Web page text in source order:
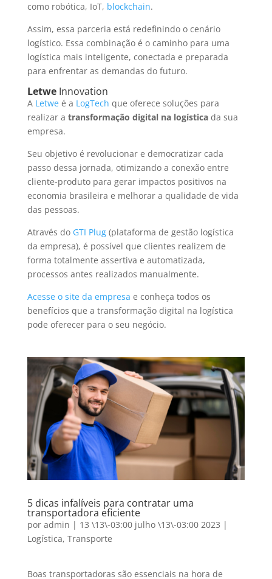
como robótica, IoT, blockchain.
Assim, essa parceria está redefinindo o cenário
logístico. Essa combinação é o caminho para uma
logística mais inteligente, conectada e preparada
para enfrentar as demandas do futuro.
LetweInnovation
A Letweé a LogTech que oferece soluções para
realizar a transformação digital na logísticada sua
empresa.
Seu objetivo é revolucionar e democratizar cada
passo dessa jornada, otimizando a conexão entre
cliente-produto para gerar impactos positivos na
economia brasileira e melhorar a qualidade de vida
das pessoas.
Através do GTI Plug(plataforma de gestão logística
da empresa), é possível que clientes realizem de
forma totalmente assertiva e automatizada,
processos antes realizados manualmente.
Acesse o site da empresa e conheça todos os
benefícios que a transformação digital na logística
pode oferecer para o seu negócio.
5 dicas infalíveis para contratar uma
transportadora eficiente
por admin | 13 \13\-03:00 julho \13\-03:00 2023 |
Logística, Transporte
Boas transportadoras são essenciais na hora de